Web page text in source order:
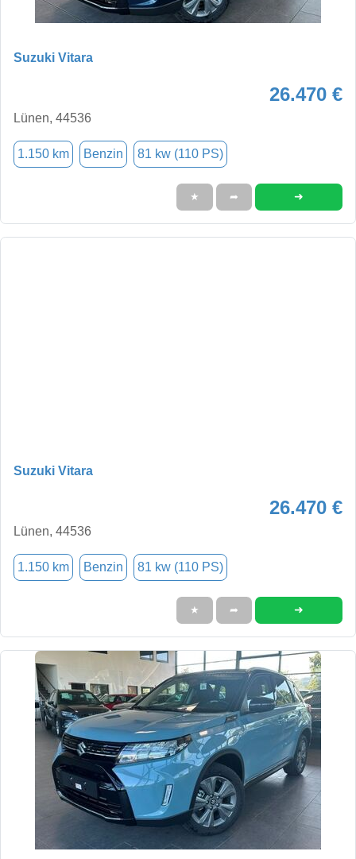
Suzuki Vitara
26.470 €
Lünen, 44536
1.150 km Benzin 81 kw (110 PS)
★ ➦ ➜
Suzuki Vitara
26.470 €
Lünen, 44536
1.150 km Benzin 81 kw (110 PS)
★ ➦ ➜